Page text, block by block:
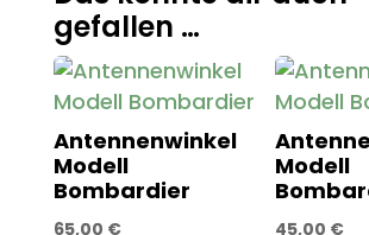
gefallen …
Antennenwinkel
Modell
Bombardier
65,00 €
Modell
45,00 €